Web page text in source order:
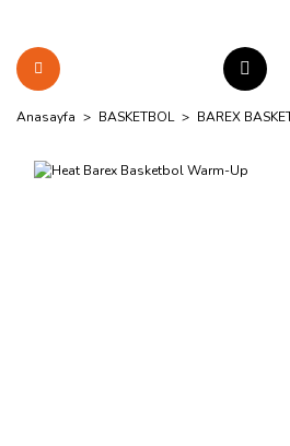
Anasayfa BASKETBOL BAREX